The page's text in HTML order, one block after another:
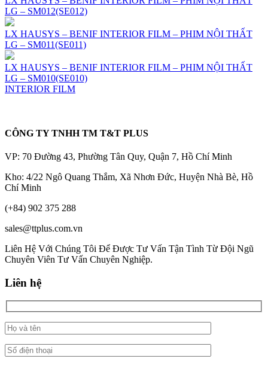
LG – SM012(SE012)
LX HAUSYS – BENIF INTERIOR FILM – PHIM NỘI THẤT
LG – SM011(SE011)
LX HAUSYS – BENIF INTERIOR FILM – PHIM NỘI THẤT
LG – SM010(SE010)
INTERIOR FILM
CÔNG TY TNHH TM T&T PLUS
VP: 70 Đường 43, Phường Tân Quy, Quận 7, Hồ Chí Minh
Kho: 4/22 Ngô Quang Thắm, Xã Nhơn Đức, Huyện Nhà Bè, Hồ
Chí Minh
(+84) 902 375 288
sales@ttplus.com.vn
Liên Hệ Với Chúng Tôi Để Được Tư Vấn Tận Tình Từ Đội Ngũ
Chuyên Viên Tư Vấn Chuyên Nghiệp.
Liên hệ